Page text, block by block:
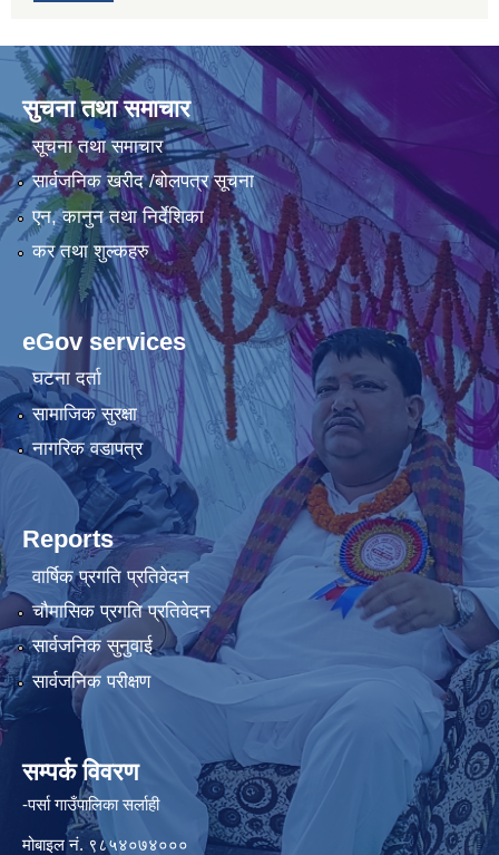
सुचना तथा समाचार
सूचना तथा समाचार
सार्वजनिक खरीद /बोलपत्र सूचना
एन, कानुन तथा निर्देशिका
कर तथा शुल्कहरु
eGov services
घटना दर्ता
सामाजिक सुरक्षा
नागरिक वडापत्र
Reports
वार्षिक प्रगति प्रतिवेदन
चौमासिक प्रगति प्रतिवेदन
सार्वजनिक सुनुवाई
सार्वजनिक परीक्षण
सम्पर्क विवरण
-पर्सा गाउँपालिका सर्लाही
मोबाइल नं. ९८५४०७४०००